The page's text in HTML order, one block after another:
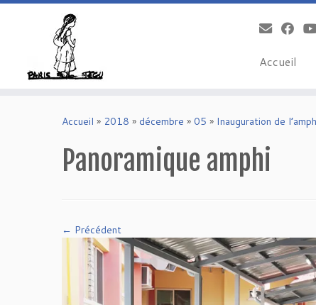
Accueil
Accueil » 2018 » décembre » 05 » Inauguration de
Panoramique amphi
← Précédent